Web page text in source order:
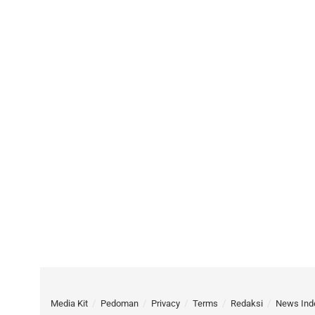
Media Kit Pedoman Privacy Terms Redaksi News